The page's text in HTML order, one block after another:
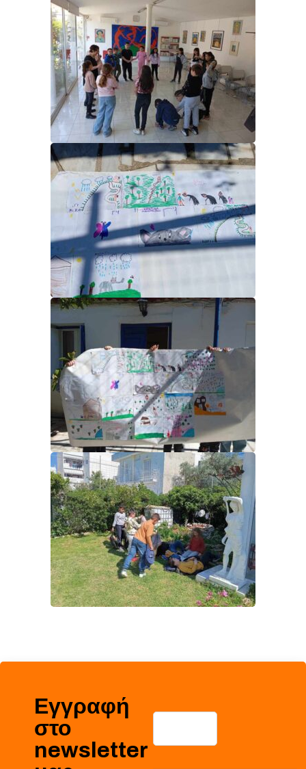
Εγγραφή
στο
newsletter